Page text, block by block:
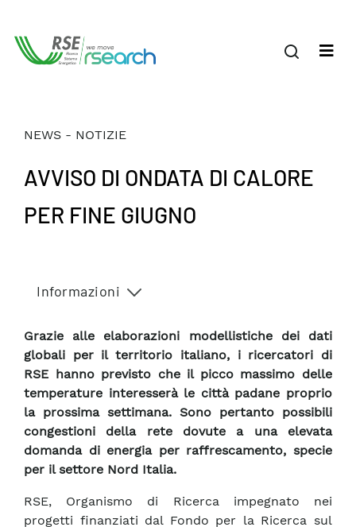
NEWS - NOTIZIE
AVVISO DI ONDATA DI CALORE
PER FINE GIUGNO
Informazioni
Grazie alle elaborazioni modellistiche dei dati
globali per il territorio italiano, i ricercatori di
RSE hanno previsto che il picco massimo delle
temperature interesserà le città padane proprio
la prossima settimana. Sono pertanto possibili
congestioni della rete dovute a una elevata
domanda di energia per raffrescamento, specie
per il settore Nord Italia.
RSE, Organismo di Ricerca impegnato nei
progetti finanziati dal Fondo per la Ricerca sul